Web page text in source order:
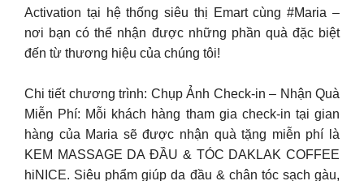
Activation tại hệ thống siêu thị Emart cùng #Maria –
nơi bạn có thể nhận được những phần quà đặc biệt
đến từ thương hiệu của chúng tôi!
Chi tiết chương trình: Chụp Ảnh Check-in – Nhận Quà
Miễn Phí: Mỗi khách hàng tham gia check-in tại gian
hàng của Maria sẽ được nhận quà tặng miễn phí là
KEM MASSAGE DA ĐẦU & TÓC DAKLAK COFFEE
hiNICE. Siêu phẩm giúp da đầu & chân tóc sạch gàu,